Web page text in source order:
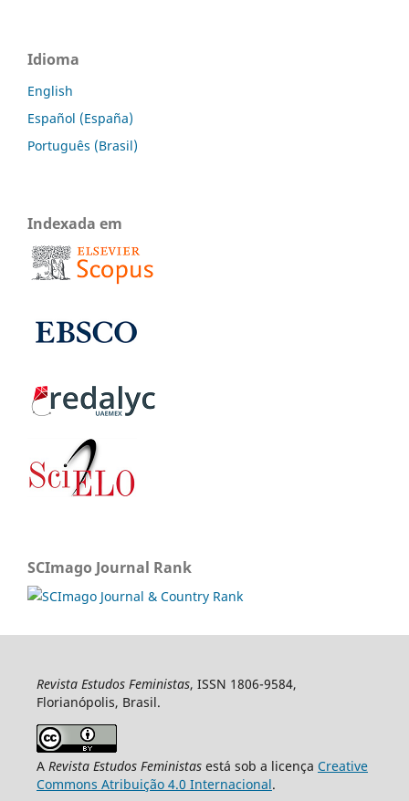
Idioma
English
Español (España)
Português (Brasil)
Indexada em
SCImago Journal Rank
Revista Estudos Feministas, ISSN 1806-9584,
Florianópolis, Brasil.
A Revista Estudos Feministasestá sob a licença Creative
Commons Atribuição 4.0 Internacional.